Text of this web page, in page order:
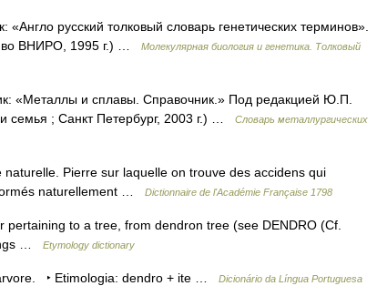
русский толковый словарь генетических терминов».
во ВНИРО, 1995 г.) …
Молекулярная биология и генетика. Толковый
«Металлы и сплавы. Справочник.» Под редакцией Ю.П.
; Санкт Петербург, 2003 г.) …
Словарь металлургических
Pierre sur laquelle on trouve des accidens qui
naturellement …
Dictionnaire de l'Académie Française 1798
to a tree, from dendron tree (see DENDRO (Cf.
…
Etymology dictionary
‣ Etimologia: dendro + ite … Dicionário da Língua Portuguesa